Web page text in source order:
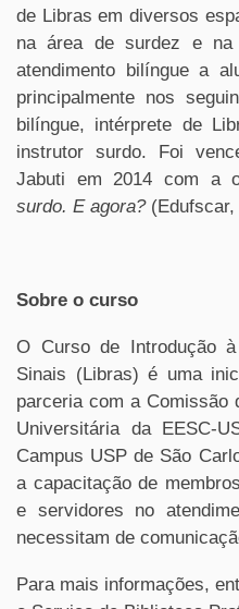
de Libras em diversos
na área de surdez e na
atendimento bilíngue a
principalmente nos
bilíngue, intérprete de
instrutor surdo. Foi
Jabuti em 2014 com a
surdo. E agora?(Edufscar,
Sobre o curso
O Curso de Introdução
Sinais (Libras) é uma
parceria com a Comissão
Universitária da EESC-
Campus USP de São
a capacitação de
e servidores no
necessitam de
Para mais informações,